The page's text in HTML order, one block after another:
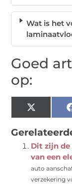
Wat is het
Goed
op:
X
(Twitter)
Dit zijn
van een
auto
verzekering